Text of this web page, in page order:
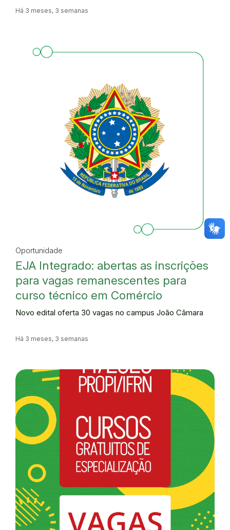
Há 3 meses, 3 semanas
Oportunidade
EJA Integrado: abertas as inscrições
para vagas remanescentes para
curso técnico em Comércio
Novo edital oferta 30 vagas no campus João Câmara
Há 3 meses, 3 semanas